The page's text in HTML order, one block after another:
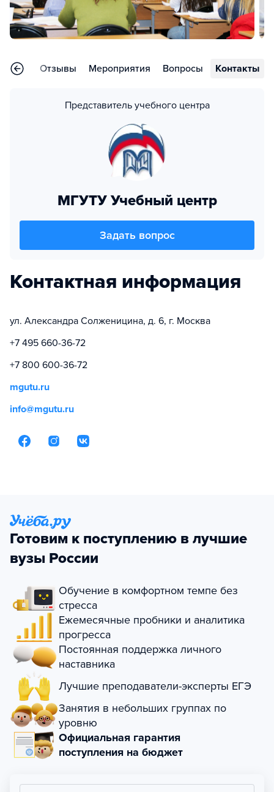
Отзывы Мероприятия Вопросы Контакты
Представитель учебного центра
МГУТУ Учебный центр
Задать вопрос
Контактная информация
ул. Александра Солженицина, д. 6, г. Москва
+7 495 660-36-72
+7 800 600-36-72
mgutu.ru
info@mgutu.ru
Готовим к поступлению в лучшие
вузы России
Обучение в комфортном темпе без
стресса
Ежемесячные пробники и аналитика
прогресса
Постоянная поддержка личного
наставника
Лучшие преподаватели-эксперты ЕГЭ
Занятия в небольших группах по
уровню
Официальная гарантия
поступления на бюджет